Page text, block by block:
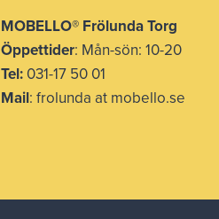
MOBELLO® Frölunda Torg
Öppettider: Mån-sön: 10-20
Tel: 031-17 50 01
Mail: frolunda at mobello.se